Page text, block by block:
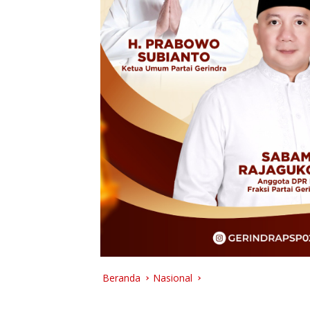
Beranda Nasional